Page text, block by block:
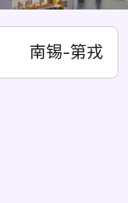
南锡-第戎